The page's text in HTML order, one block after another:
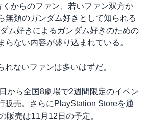
くからのファン、若いファン双方か
無類のガンダム好きとして知られる
ム好きによるガンダム好きのための
ない内容が盛り込まれている。
ないファンは多いはずだ。
から全国8劇場で2週間限定のイベン
販売。さらにPlayStation Storeを通
販売は11月12日の予定。